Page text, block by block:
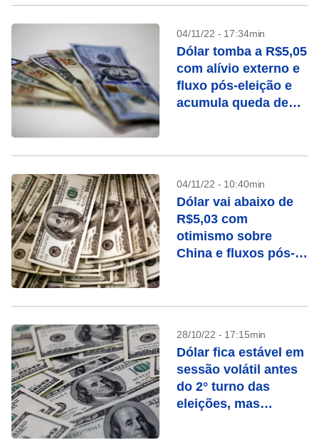
04/11/22 - 17:34min
Dólar tomba a R$5,05
com alívio externo e
fluxo pós-eleição e
acumula queda de
04/11/22 - 10:40min
Dólar vai abaixo de
R$5,03 com
otimismo sobre
China e fluxos pós-
EUA
28/10/22 - 17:15min
Dólar fica estável em
sessão volátil antes
do 2° turno das
eleições, mas